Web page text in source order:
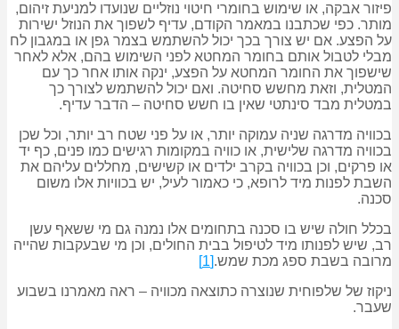
פיזור אבקה, או שימוש בחומרי חיטוי נוזליים שנועדו למניעת זיהום,
מותר. כפי שכתבנו במאמר הקודם, עדיף לשפוך את הנוזל ישירות
על הפצע. אם יש צורך בכך יכול להשתמש בצמר גפן או במגבון לח
מבלי לטבול אותם בחומר המחטא לפני השימוש בהם, אלא לאחר
שישפוך את החומר המחטא על הפצע, ינקה אותו אחר כך עם
המטלית, וזאת מחשש סחיטה. ואם יכול להשתמש לצורך כך
במטלית מבד סינתטי שאין בו חשש סחיטה – הדבר עדיף.
בכוויה מדרגה שניה עמוקה יותר, או על פני שטח רב יותר, וכל שכן
בכוויה מדרגה שלישית, או כוויה במקומות רגישים כמו פנים, כף יד
או פרקים, וכן בכוויה בקרב ילדים או קשישים, מחללים עליהם את
השבת לפנות מיד לרופא, כי כאמור לעיל, יש בכוויות אלו משום
סכנה.
בכלל חולה שיש בו סכנה בתחומים אלו נמנה גם מי ששאף עשן
רב, שיש לפנותו מיד לטיפול בבית החולים, וכן מי שבעקבות שהייה
מרובה בשבת ספג מכת שמש.[1]
ניקוז של שלפוחית שנוצרה כתוצאה מכוויה – ראה מאמרנו בשבוע
שעבר.